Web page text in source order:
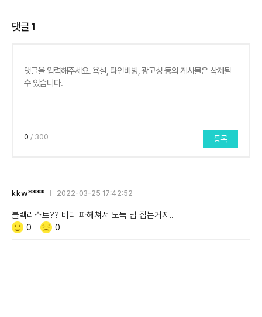
댓글1
0 / 300 등록
kkw**** 2022-03-25 17:42:52
블랙리스트?? 비리 파해쳐서 도둑 넘 잡는거지..
Like/Dislike
공
0
비
0